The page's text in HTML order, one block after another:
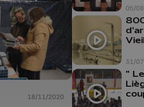
18/11/2020
05/
31/
"